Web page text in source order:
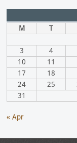
M T
3
4
10
11
17
18
24
25
31
« Apr